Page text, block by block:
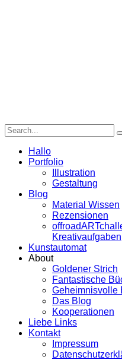
Hallo
Portfolio
Illustration
Gestaltung
Blog
Material Wissen
Rezensionen
Kreativaufgaben
Kunstautomat
About
Goldener Strich
Fantastische
Geheimnisvolle
Das Blog
Kooperationen
Liebe Links
Kontakt
Impressum